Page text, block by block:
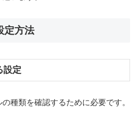
定方法
設定
種類を確認するために必要です。